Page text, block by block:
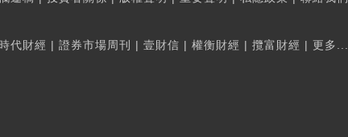
時代財經 | 證券市場周刊 | 壹財信 | 權衡財經 | 攬富財經 | 更多...